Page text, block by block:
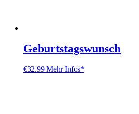
Geburtstagswunsch
€32.99 Mehr Infos*